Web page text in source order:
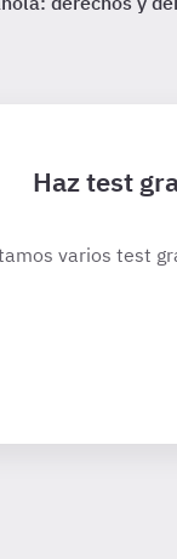
Haz test
varios test